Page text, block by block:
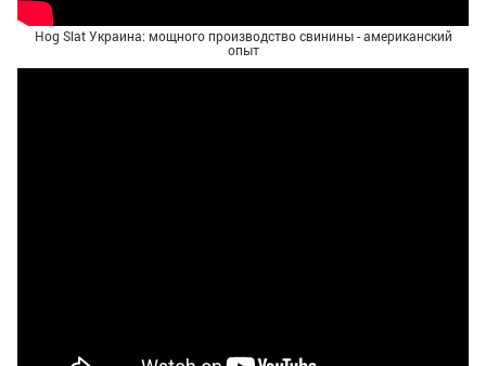
Hog Slat Украина: мощного производство свинины - американский
опыт